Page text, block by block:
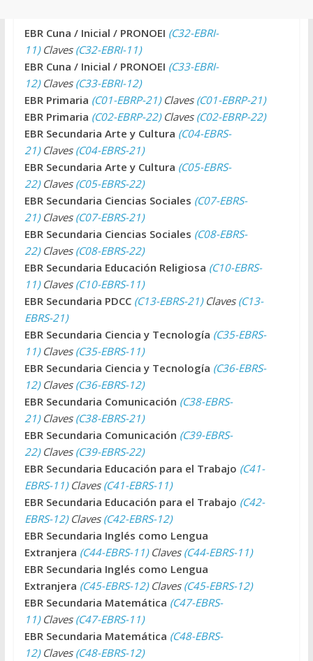
EBR Cuna / Inicial / PRONOEI (C32-EBRI-
11)Claves (C32-EBRI-11)
EBR Cuna / Inicial / PRONOEI (C33-EBRI-
12)Claves (C33-EBRI-12)
EBR Primaria (C01-EBRP-21)Claves (C01-EBRP-21)
EBR Primaria (C02-EBRP-22)Claves (C02-EBRP-22)
EBR Secundaria Arte y Cultura (C04-EBRS-
21)Claves (C04-EBRS-21)
EBR Secundaria Arte y Cultura (C05-EBRS-
22)Claves (C05-EBRS-22)
EBR Secundaria Ciencias Sociales (C07-EBRS-
21)Claves (C07-EBRS-21)
EBR Secundaria Ciencias Sociales (C08-EBRS-
22)Claves (C08-EBRS-22)
EBR Secundaria Educación Religiosa (C10-EBRS-
11)Claves (C10-EBRS-11)
EBR Secundaria PDCC (C13-EBRS-21)Claves (C13-
EBRS-21)
EBR Secundaria Ciencia y Tecnología (C35-EBRS-
11)Claves (C35-EBRS-11)
EBR Secundaria Ciencia y Tecnología (C36-EBRS-
12)Claves (C36-EBRS-12)
EBR Secundaria Comunicación (C38-EBRS-
21)Claves (C38-EBRS-21)
EBR Secundaria Comunicación (C39-EBRS-
22)Claves (C39-EBRS-22)
EBR Secundaria Educación para el Trabajo (C41-
EBRS-11)Claves (C41-EBRS-11)
EBR Secundaria Educación para el Trabajo (C42-
EBRS-12)Claves (C42-EBRS-12)
EBR Secundaria Inglés como Lengua
Extranjera (C44-EBRS-11)Claves (C44-EBRS-11)
EBR Secundaria Inglés como Lengua
Extranjera (C45-EBRS-12)Claves (C45-EBRS-12)
EBR Secundaria Matemática (C47-EBRS-
11)Claves (C47-EBRS-11)
EBR Secundaria Matemática (C48-EBRS-
12)Claves (C48-EBRS-12)